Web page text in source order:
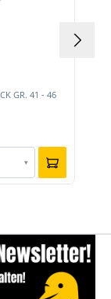
GR. 41 - 46
▾